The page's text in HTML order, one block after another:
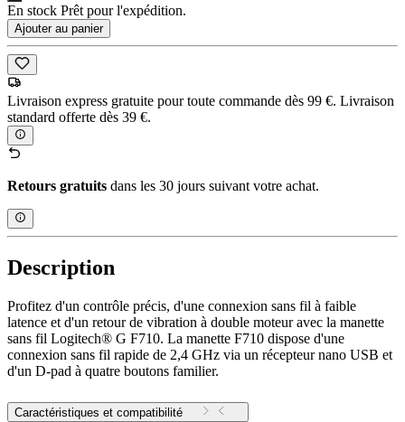
En stock Prêt pour l'expédition.
Ajouter au panier
Livraison express gratuite pour toute commande dès 99 €. Livraison
standard offerte dès 39 €.
Retours gratuits dans les 30 jours suivant votre achat.
Description
Profitez d'un contrôle précis, d'une connexion sans fil à faible
latence et d'un retour de vibration à double moteur avec la manette
sans fil Logitech® G F710. La manette F710 dispose d'une
connexion sans fil rapide de 2,4 GHz via un récepteur nano USB et
d'un D-pad à quatre boutons familier.
Caractéristiques et compatibilité